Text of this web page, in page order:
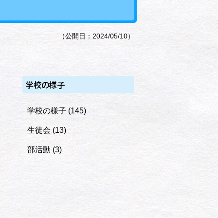
（公開日：2024/05/10）
学校の様子
学校の様子 (145)
生徒会 (13)
部活動 (3)